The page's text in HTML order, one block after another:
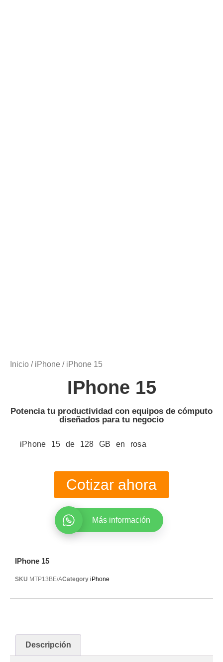
Inicio / iPhone / iPhone 15
IPhone 15
Potencia tu productividad con equipos de cómputo
diseñados para tu negocio
iPhone 15 de 128 GB en rosa
Cotizar ahora
Más información
IPhone 15
SKU MTP13BE/ACategory iPhone
Descripción